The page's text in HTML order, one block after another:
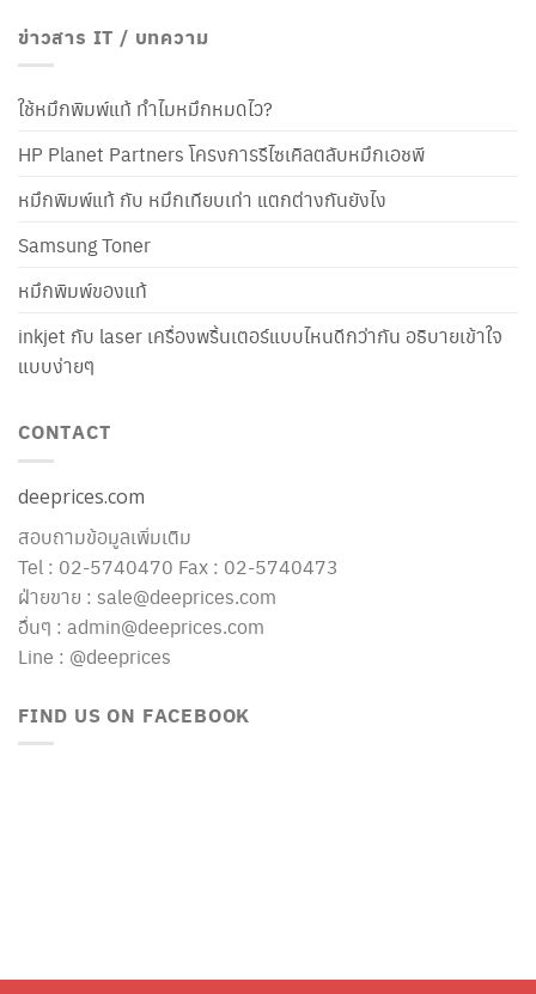
ข่าวสาร IT / บทความ
ใช้หมึกพิมพ์แท้ ทำไมหมึกหมดไว?
HP Planet Partners โครงการรีไซเคิลตลับหมึกเอชพี
หมึกพิมพ์แท้ กับ หมึกเทียบเท่า แตกต่างกันยังไง
Samsung Toner
หมึกพิมพ์ของแท้
inkjet กับ laser เครื่องพริ้นเตอร์แบบไหนดีกว่ากัน อธิบายเข้าใจ
แบบง่ายๆ
CONTACT
deeprices.com
สอบถามข้อมูลเพิ่มเติม
Tel : 02-5740470 Fax : 02-5740473
ฝ่ายขาย : sale@deeprices.com
อื่นๆ : admin@deeprices.com
Line : @deeprices
FIND US ON FACEBOOK